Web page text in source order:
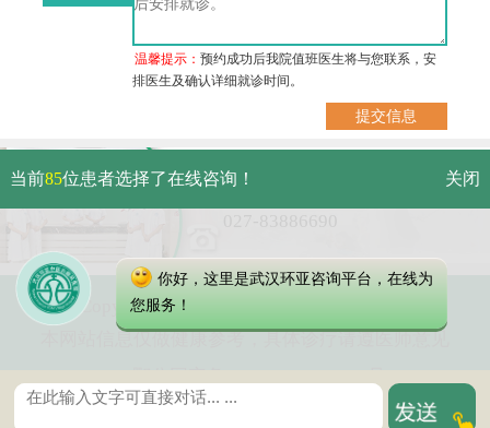
温馨提示：预约成功后我院值班医生将与您联系，安
排医生及确认详细就诊时间。
武汉市硚口区解放大道479号
Copyright 2023 武汉环亚中医白癜风医院
本网站信息仅做健康参考，具体诊疗请遵医师意见
鄂ICP备16003424号-6
当前85位患者选择了在线咨询！ 关闭
你好，这里是武汉环亚咨询平台，在线为
您服务！